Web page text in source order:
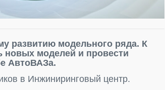
развитию модельного ряда. К
новых моделей и провести
АвтоВАЗа.
в Инжиниринговый центр.